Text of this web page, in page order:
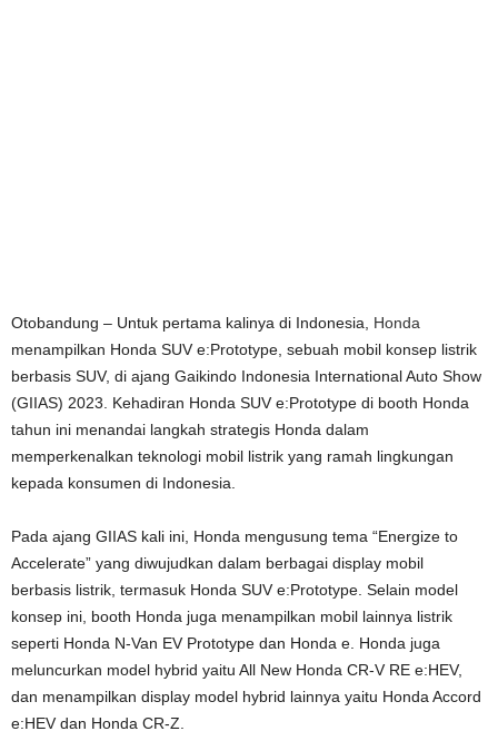
Otobandung – Untuk pertama kalinya di Indonesia, Honda
menampilkan Honda SUV e:Prototype, sebuah mobil konsep listrik
berbasis SUV, di ajang Gaikindo Indonesia International Auto Show
(GIIAS) 2023. Kehadiran Honda SUV e:Prototype di booth Honda
tahun ini menandai langkah strategis Honda dalam
memperkenalkan teknologi mobil listrik yang ramah lingkungan
kepada konsumen di Indonesia.
Pada ajang GIIAS kali ini, Honda mengusung tema “Energize to
Accelerate” yang diwujudkan dalam berbagai display mobil
berbasis listrik, termasuk Honda SUV e:Prototype. Selain model
konsep ini, booth Honda juga menampilkan mobil lainnya listrik
seperti Honda N-Van EV Prototype dan Honda e. Honda juga
meluncurkan model hybrid yaitu All New Honda CR-V RE e:HEV,
dan menampilkan display model hybrid lainnya yaitu Honda Accord
e:HEV dan Honda CR-Z.